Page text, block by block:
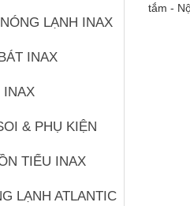
LẠNH INAX
INAX
INAX
& PHỤ KIỆN
TIỂU INAX
LẠNH ATLANTIC
tắm -